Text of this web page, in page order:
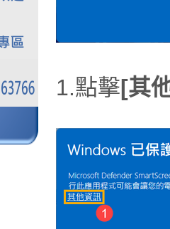
1.點擊[其